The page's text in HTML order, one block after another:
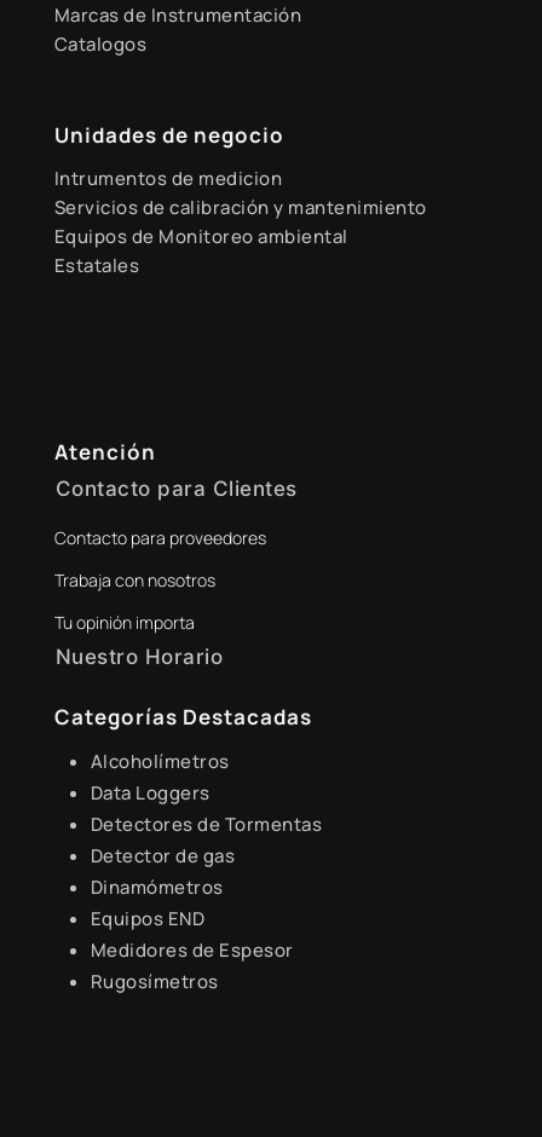
Marcas de Instrumentación
Catalogos
Unidades de negocio
Intrumentos de medicion
Servicios de calibración y mantenimiento
Equipos de Monitoreo ambiental
Estatales
Atención
Contacto para Clientes
+51 941 525 454
digital@zamtsu.com
Contacto para proveedores
Trabaja con nosotros
Tu opinión importa
Nuestro Horario
Lunes a Viernes de 8:30 a.m. - 6:00 p.m.
Categorías Destacadas
Alcoholímetros
Data Loggers
Detectores de Tormentas
Detector de gas
Dinamómetros
Equipos END
Medidores de Espesor
Rugosímetros